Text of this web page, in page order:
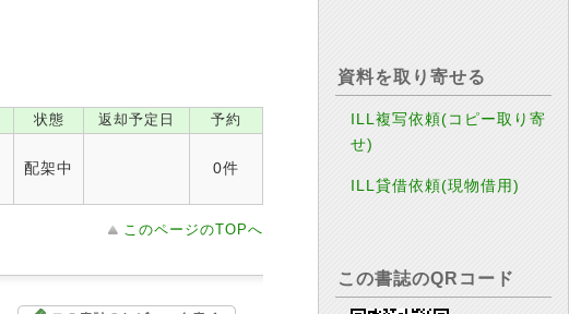
状態 返却予定日 予約
配架中 0件
このページのTOPへ
資料を取り寄せる
ILL複写依頼(コピー取り寄
せ)
ILL貸借依頼(現物借用)
この書誌のQRコード